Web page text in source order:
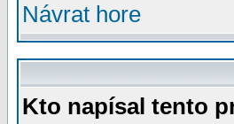
Návrat hore
Kto napísal tento